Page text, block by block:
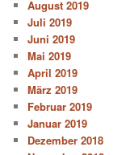
August 2019
Juli 2019
Juni 2019
Mai 2019
April 2019
März 2019
Februar 2019
Januar 2019
Dezember 2018